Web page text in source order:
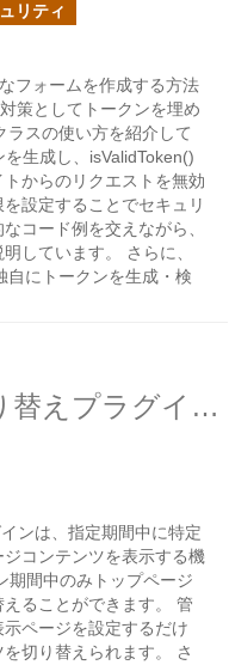
リティ
フォームを作成する方法
策としてトークンを埋め
スの使い方を紹介して
生成し、isValidToken()
からのリクエストを無効
設定することでセキュリ
コード例を交えながら、
しています。 さらに、
にトークンを生成・検
SOY CMSでページ切り替えプラグインを作成しました
ンは、指定期間中に特定
コンテンツを表示する機
期間中のみトップページ
ることができます。 管
ページを設定するだけ
切り替えられます。 さ